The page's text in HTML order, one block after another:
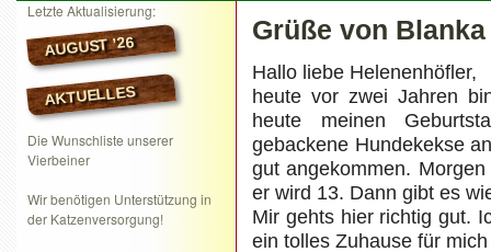
TIER GEFUNDEN KONTAKT
Letzte Aktualisierung:
AUGUST ’26
AKTUELLES
Die Wunschliste unserer
Vierbeiner
Wir benötigen Unterstützung in
der Katzenversorgung!
Grüße von Blanka
Hallo liebe Helenenhöfler,
heute vor zwei Jahren
heute meinen
gebackene Hundekekse
gut angekommen.
er wird 13. Dann gibt es
Mir gehts hier richtig gut.
ein tolles Zuhause für